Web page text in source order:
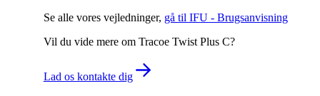
Se alle vores vejledninger, gå til IFU - Brugsanvisning
Vil du vide mere om Tracoe Twist Plus C?
Lad os kontakte dig